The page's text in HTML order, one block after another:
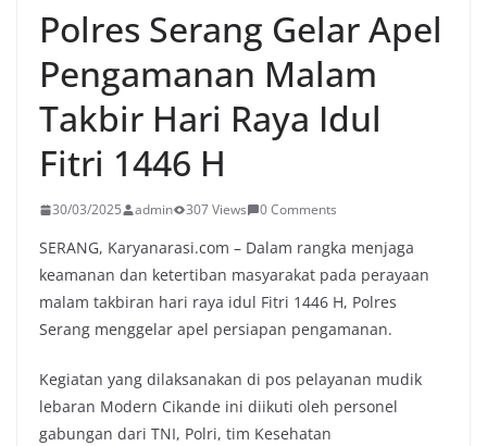
Polres Serang Gelar Apel
Pengamanan Malam
Takbir Hari Raya Idul
Fitri 1446 H
30/03/2025 admin 307 Views 0 Comments
SERANG, Karyanarasi.com – Dalam rangka menjaga
keamanan dan ketertiban masyarakat pada perayaan
malam takbiran hari raya idul Fitri 1446 H, Polres
Serang menggelar apel persiapan pengamanan.
Kegiatan yang dilaksanakan di pos pelayanan mudik
lebaran Modern Cikande ini diikuti oleh personel
gabungan dari TNI, Polri, tim Kesehatan